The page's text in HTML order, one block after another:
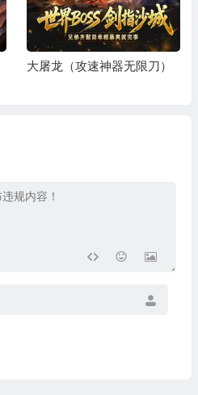
大屠龙（攻速神器无限刀）